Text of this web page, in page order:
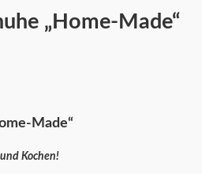
„Home-Made“
Made“
Kochen!